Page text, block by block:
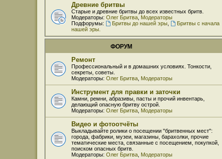
Древние бритвы
Старые и древние бритвы до всех известных бритв.
Модераторы: Олег Бритва Модераторы
Подфорумы:
Бритвы до нашей эры,
Бритвы с начала
нашей эры.
ФОРУМ
Ремонт
Профессиональный и в домашних условиях. Тонкости,
секреты, советы.
Модераторы: Олег Бритва Модераторы
Инструмент для правки и заточки
Камни, ремни, абразивы, пасты и прочий инвентарь,
делающий опасную бритву острой.
Модераторы: Олег Бритва Модераторы
Видео и фотоотчёты
Выкладывайте ролики о посещении "бритвенных мест":
города, фабрики, музеи, магазины, барахолки, прочие
тематические места, связанные с посещением, покупкой,
поиском опасных бритв.
Модераторы: Олег Бритва Модераторы